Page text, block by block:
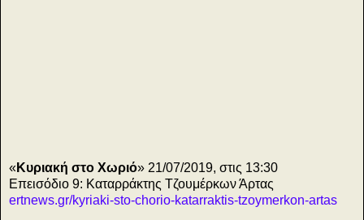
«Κυριακή στο Χωριό» 21/07/2019, στις 13:30
Eπεισόδιο 9: Καταρράκτης Τζουμέρκων Άρτας
ertnews.gr/kyriaki-sto-chorio-katarraktis-tzoymerkon-artas